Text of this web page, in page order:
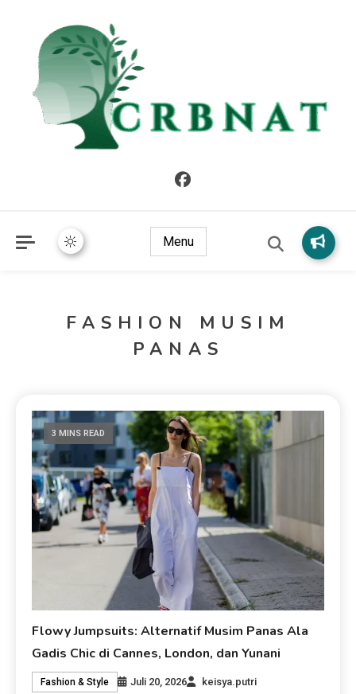
Menu
FASHION MUSIM
PANAS
3 MINS READ
Flowy Jumpsuits: Alternatif Musim Panas Ala
Gadis Chic di Cannes, London, dan Yunani
Fashion & Style Juli 20, 2026
keisya.putri